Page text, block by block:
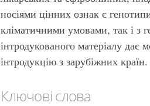
носіями цінних ознак є
кліматичними умовами, так і з
інтродукованого матеріалу дає
інтродукцію з зарубіжних країн.
Ключові слова